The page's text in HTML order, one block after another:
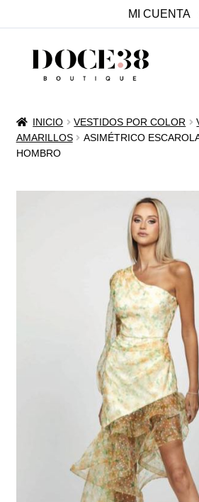
MI CUENTA
SALTAR
VENTA
VESTIDOS DE NOVIA
INICIO VESTIDOS POR COLOR
AMARILLOS
ASIMÉTRICO
HOMBRO